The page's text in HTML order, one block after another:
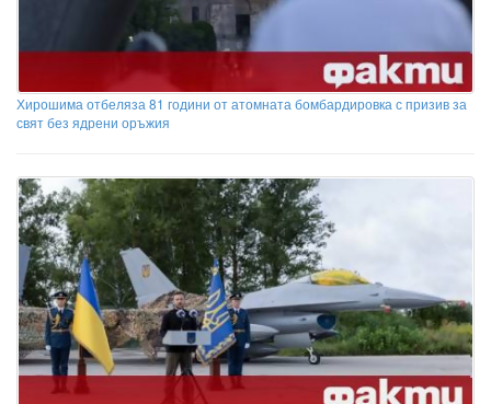
Хирошима отбеляза 81 години от атомната бомбардировка с призив за
свят без ядрени оръжия